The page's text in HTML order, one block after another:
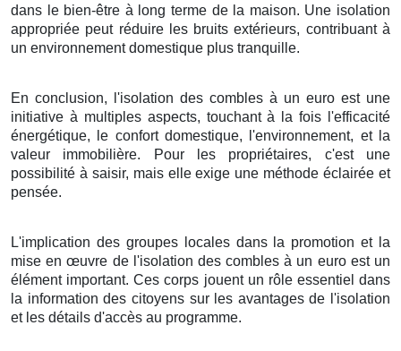
dans le bien-être à long terme de la maison. Une isolation
appropriée peut réduire les bruits extérieurs, contribuant à
un environnement domestique plus tranquille.
En conclusion, l'isolation des combles à un euro est une
initiative à multiples aspects, touchant à la fois l'efficacité
énergétique, le confort domestique, l'environnement, et la
valeur immobilière. Pour les propriétaires, c'est une
possibilité à saisir, mais elle exige une méthode éclairée et
pensée.
L'implication des groupes locales dans la promotion et la
mise en œuvre de l'isolation des combles à un euro est un
élément important. Ces corps jouent un rôle essentiel dans
la information des citoyens sur les avantages de l'isolation
et les détails d'accès au programme.